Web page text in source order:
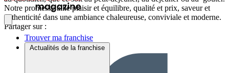
Trouver ma franchise
Actualités de la franchise
Notre promesse allie plaisir et équilibre, qualité et prix, saveur et
authenticité dans une ambiance chaleureuse, conviviale et moderne.
Partager sur :